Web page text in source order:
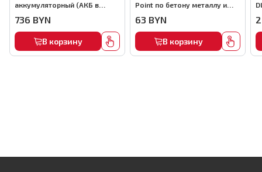
аккумуляторный (АКБ в
736 BYN
В корзину
Point по бетону металлу и
арт.0116
63 BYN
В корзину